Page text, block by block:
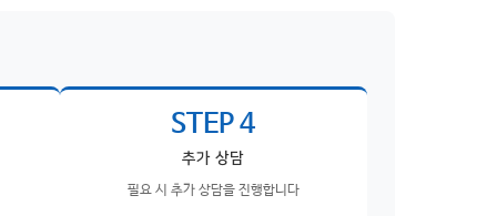
STEP 4
추가 상담
필요 시 추가 상담을 진행합니다